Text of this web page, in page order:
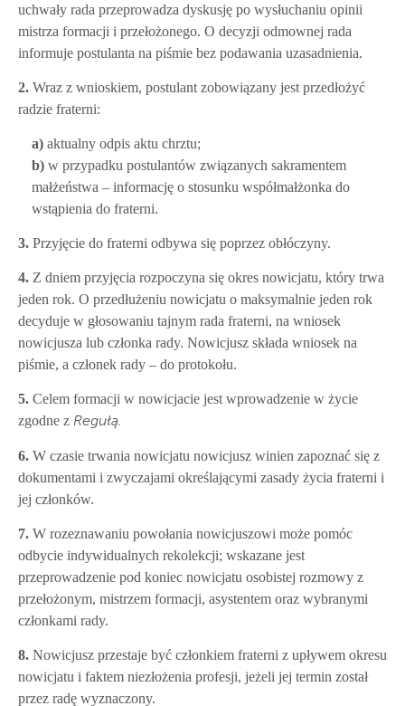
uchwały rada przeprowadza dyskusję po wysłuchaniu opinii
mistrza formacji i przełożonego. O decyzji odmownej rada
informuje postulanta na piśmie bez podawania uzasadnienia.
2. Wraz z wnioskiem, postulant zobowiązany jest przedłożyć
radzie fraterni:
a) aktualny odpis aktu chrztu;
b) w przypadku postulantów związanych sakramentem
małżeństwa – informację o stosunku współmałżonka do
wstąpienia do fraterni.
3. Przyjęcie do fraterni odbywa się poprzez obłóczyny.
4. Z dniem przyjęcia rozpoczyna się okres nowicjatu, który trwa
jeden rok. O przedłużeniu nowicjatu o maksymalnie jeden rok
decyduje w głosowaniu tajnym rada fraterni, na wniosek
nowicjusza lub członka rady. Nowicjusz składa wniosek na
piśmie, a członek rady – do protokołu.
5. Celem formacji w nowicjacie jest wprowadzenie w życie
zgodne z Regułą.
6. W czasie trwania nowicjatu nowicjusz winien zapoznać się z
dokumentami i zwyczajami określającymi zasady życia fraterni i
jej członków.
7. W rozeznawaniu powołania nowicjuszowi może pomóc
odbycie indywidualnych rekolekcji; wskazane jest
przeprowadzenie pod koniec nowicjatu osobistej rozmowy z
przełożonym, mistrzem formacji, asystentem oraz wybranymi
członkami rady.
8. Nowicjusz przestaje być członkiem fraterni z upływem okresu
nowicjatu i faktem niezłożenia profesji, jeżeli jej termin został
przez radę wyznaczony.